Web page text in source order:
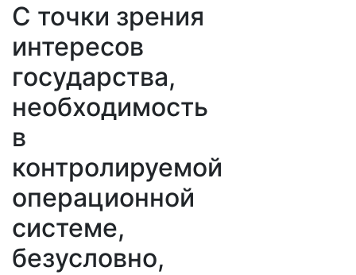
С точки зрения
интересов
государства,
необходимость
в
контролируемой
операционной
системе,
безусловно,